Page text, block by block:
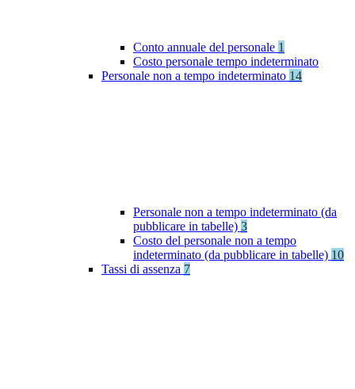
Conto annuale del personale 1
Costo personale tempo indeterminato
Personale non a tempo indeterminato 14
Personale non a tempo indeterminato (da
pubblicare in tabelle) 3
Costo del personale non a tempo
indeterminato (da pubblicare in tabelle) 10
Tassi di assenza 7